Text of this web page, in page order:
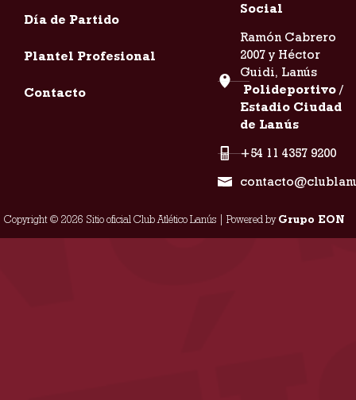
Día de Partido
Plantel Profesional
Contacto
Social
Ramón Cabrero
2007 y Héctor
Guidi, Lanús
Polideportivo /
Estadio Ciudad
de Lanús
+54 11 4357 9200
Copyright © 2026 Sitio oficial Club Atlético Lanús | Powered byGrupo EON